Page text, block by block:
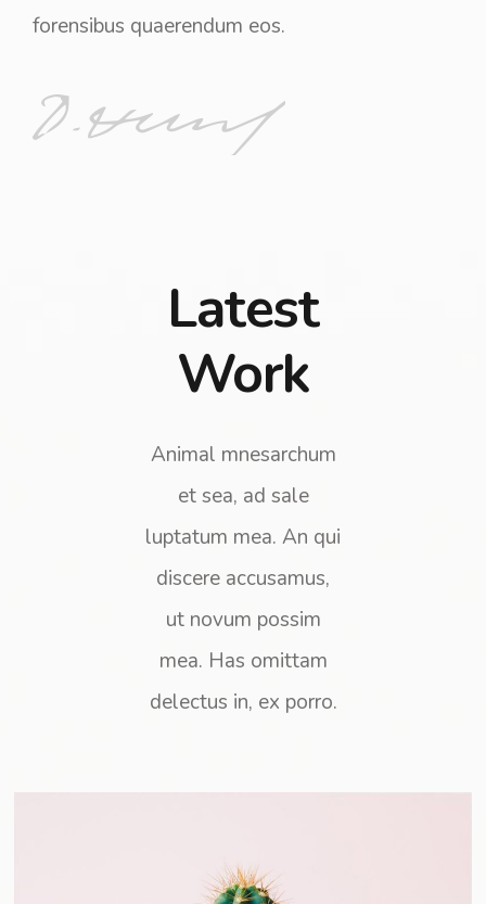
forensibus quaerendum eos.
Latest
Work
Animal mnesarchum
et sea, ad sale
luptatum mea. An qui
discere accusamus,
ut novum possim
mea. Has omittam
delectus in, ex porro.